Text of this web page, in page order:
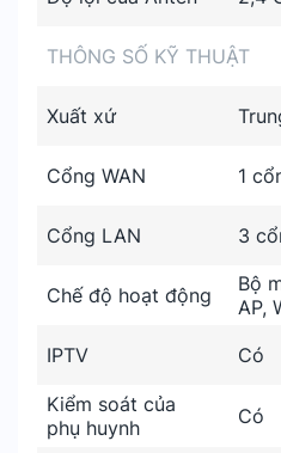
THÔNG SỐ KỸ THUẬT
Xuất xứ
Cổng WAN 1
Cổng LAN 3
Chế độ hoạt động
Bộ
AP,
IPTV
Có
Kiểm soát của
phụ huynh
Có